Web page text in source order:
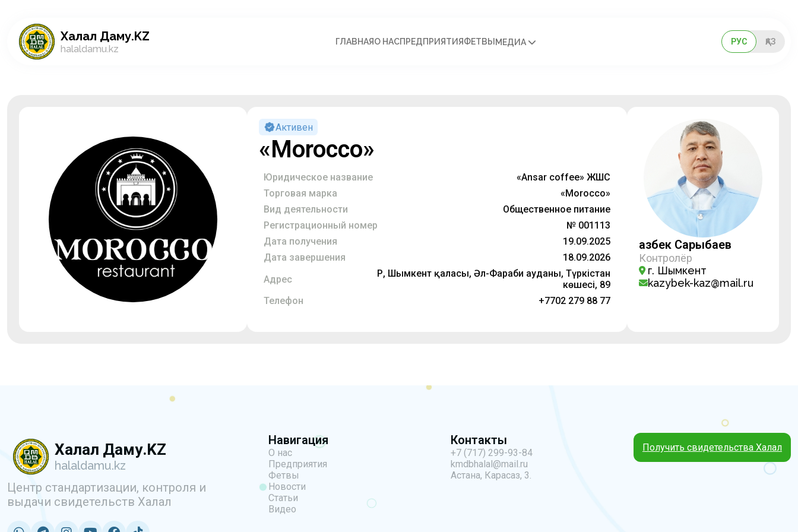
Халал Даму.KZ
halaldamu.kz
ГЛАВНАЯО НАСПРЕДПРИЯТИЯФЕТВЫ МЕДИА РУС ҚАЗ
Активен
«Morocco»
Юридическое название
«Ansar coffee» ЖШС
Торговая марка
«Morocco»
Вид деятельности
Общественное питание
Регистрационный номер
№ 001113
Дата получения
19.09.2025
Дата завершения
18.09.2026
Адрес
ҚР, Шымкент қаласы, Әл-Фараби ауданы, Түркістан
көшесі, 89
Телефон
+7702 279 88 77
Қазбек Сарыбаев
Контролёр
г. Шымкент
kazybek-kaz@mail.ru
Халал Даму.KZ
halaldamu.kz
Центр стандартизации, контроля и
выдачи свидетельств Халал
Навигация
О нас
Предприятия
Фетвы
Новости
Статьи
Видео
Контакты
+7 (717) 299-93-84
kmdbhalal@mail.ru
Астана, Карасаз, 3.
Получить свидетельства Халал